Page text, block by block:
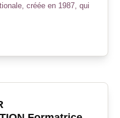
créée en 1987, qui